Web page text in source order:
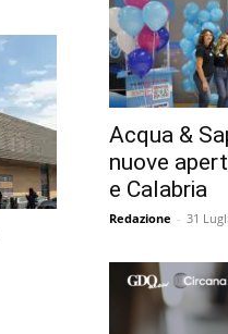
Acqua &
nuove
e Calabria
Redazione - 31